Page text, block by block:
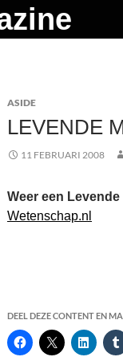
ASIDE
LEVENDE
11 FEBRUARI 2008
Weer een
Wetenschap.nl
DEEL DEZE CONTENT EN